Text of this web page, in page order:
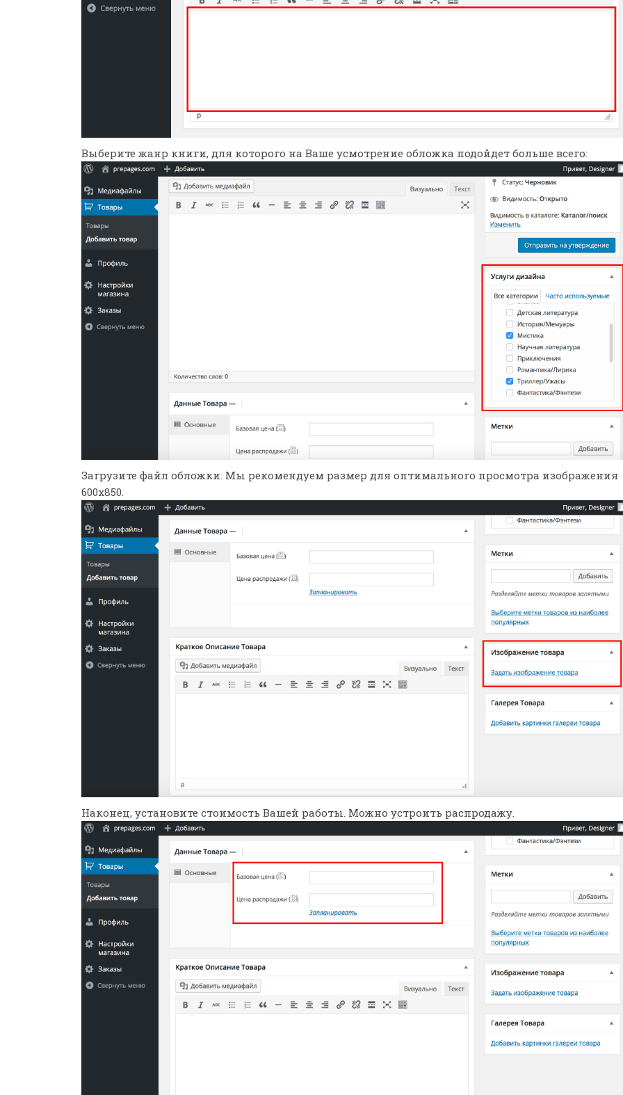
Выберите жанр книги, для которого на Ваше усмотрение обложка подойдет больше всего:
Загрузите файл обложки. Мы рекомендуем размер для оптимального просмотра изображения
600х850.
Наконец, установите стоимость Вашей работы. Можно устроить распродажу.